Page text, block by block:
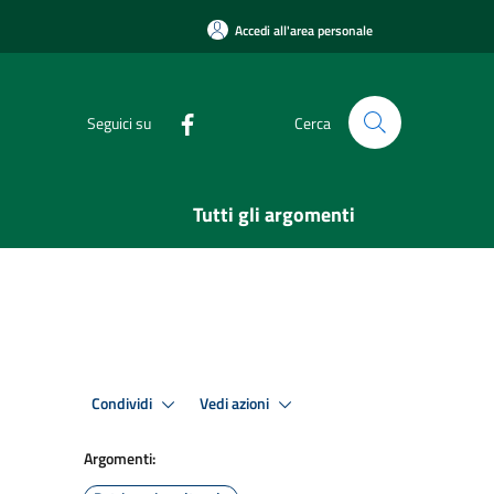
Accedi all'area personale
Seguici su Cerca
Tutti gli argomenti
Condividi Vedi azioni
Argomenti: